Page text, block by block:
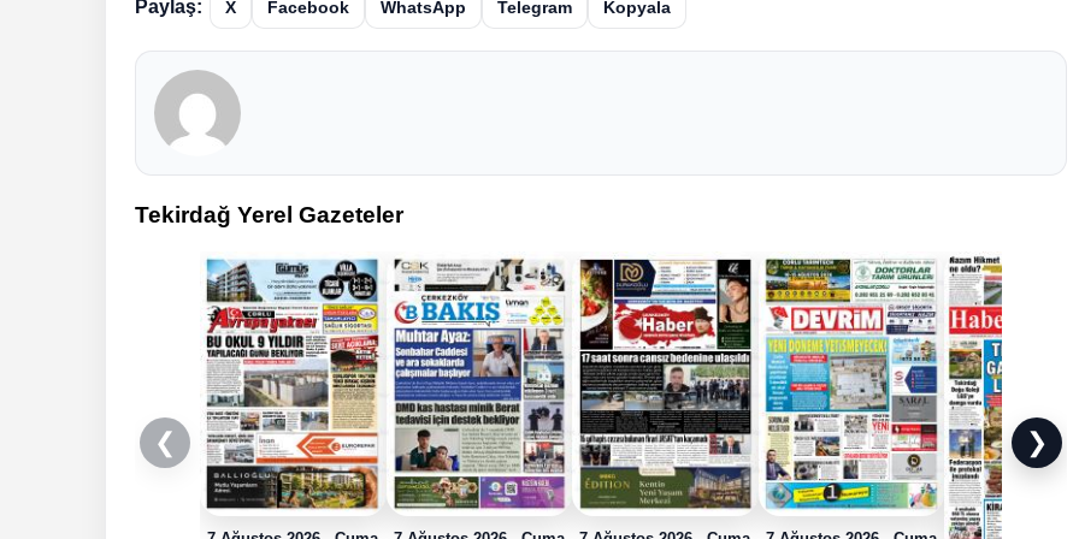
Paylaş: X Facebook WhatsApp Telegram Kopyala
Tekirdağ Yerel Gazeteler
❮ ❯